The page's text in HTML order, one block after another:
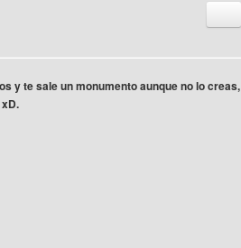
y te sale un monumento aunque no lo creas,